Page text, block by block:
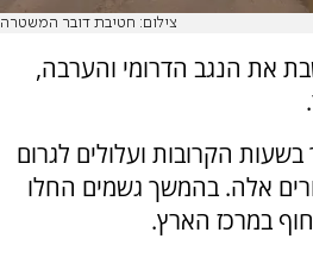
צילום: חטיבת דובר המשטרה
את הנגב הדרומי והערבה,
הקרובות ועלולים לגרום
אלה. בהמשך גשמים החלו
במרכז הארץ.